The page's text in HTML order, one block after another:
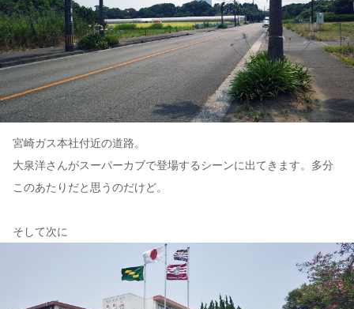
宮崎ガス本社付近の道路。
大泉洋さんがスーパーカブで登場するシーンに出てきます。多分
このあたりだと思うのだけど。
そして次に